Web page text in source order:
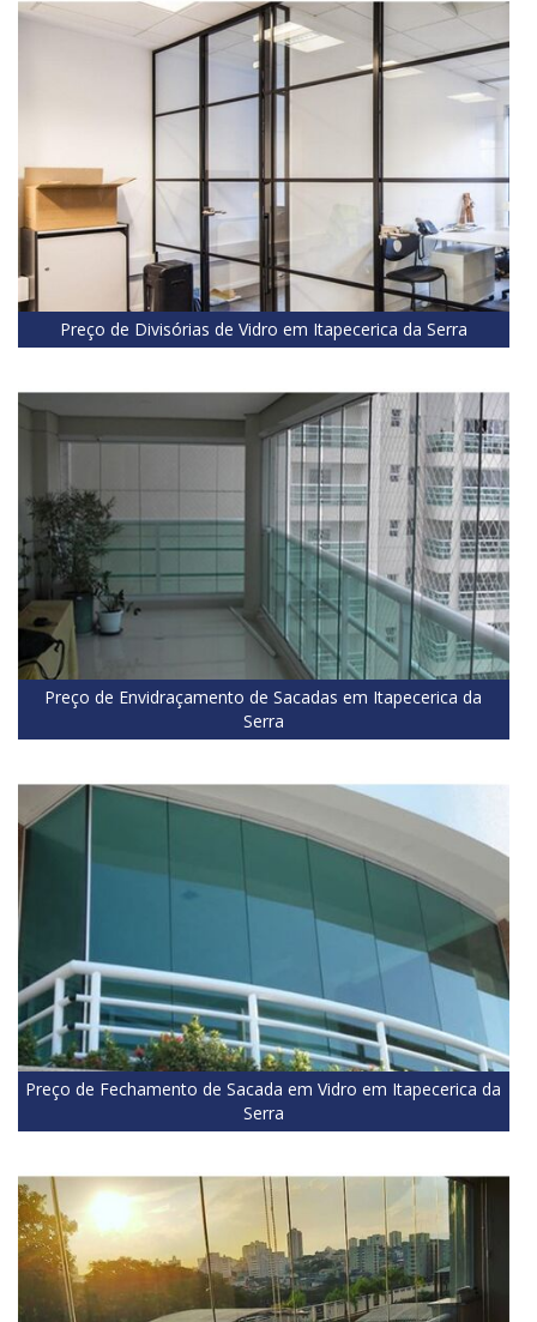
Preço de Divisórias de Vidro em Itapecerica da Serra
Preço de Envidraçamento de Sacadas em Itapecerica da
Serra
Preço de Fechamento de Sacada em Vidro em Itapecerica da
Serra